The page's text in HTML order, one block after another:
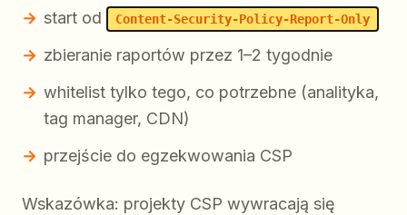
start od Content-Security-Policy-Report-Only
zbieranie raportów przez 1–2 tygodnie
whitelist tylko tego, co potrzebne (analityka,
tag manager, CDN)
przejście do egzekwowania CSP
Wskazówka: projekty CSP wywracają się